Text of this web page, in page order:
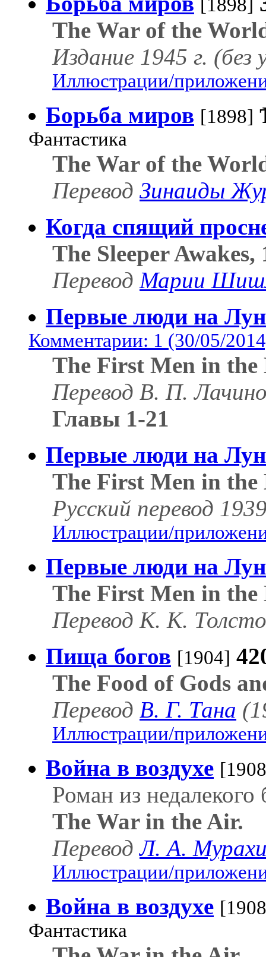
[1898]
The War of the
Издание 1945 г. (без
Иллюстрации/
Борьба миров [1898]
Фантастика
The War of the
Перевод Зинаиды
Когда спящий
The Sleeper Awakes,
Перевод Марии
Первые люди на
Комментарии: 1 (30/05/
The First Men in the
Перевод В. П.
Главы 1-21
Первые люди на
The First Men in the
Русский перевод
Иллюстрации/
Первые люди на
The First Men in the
Перевод К. К.
Пища богов [1904]
The Food of Gods
Перевод В. Г. Тана
Иллюстрации/
Война в воздухе
Роман из недалекого
The War in the Air.
ПереводЛ. А.
Иллюстрации/
Война в воздухе
Фантастика